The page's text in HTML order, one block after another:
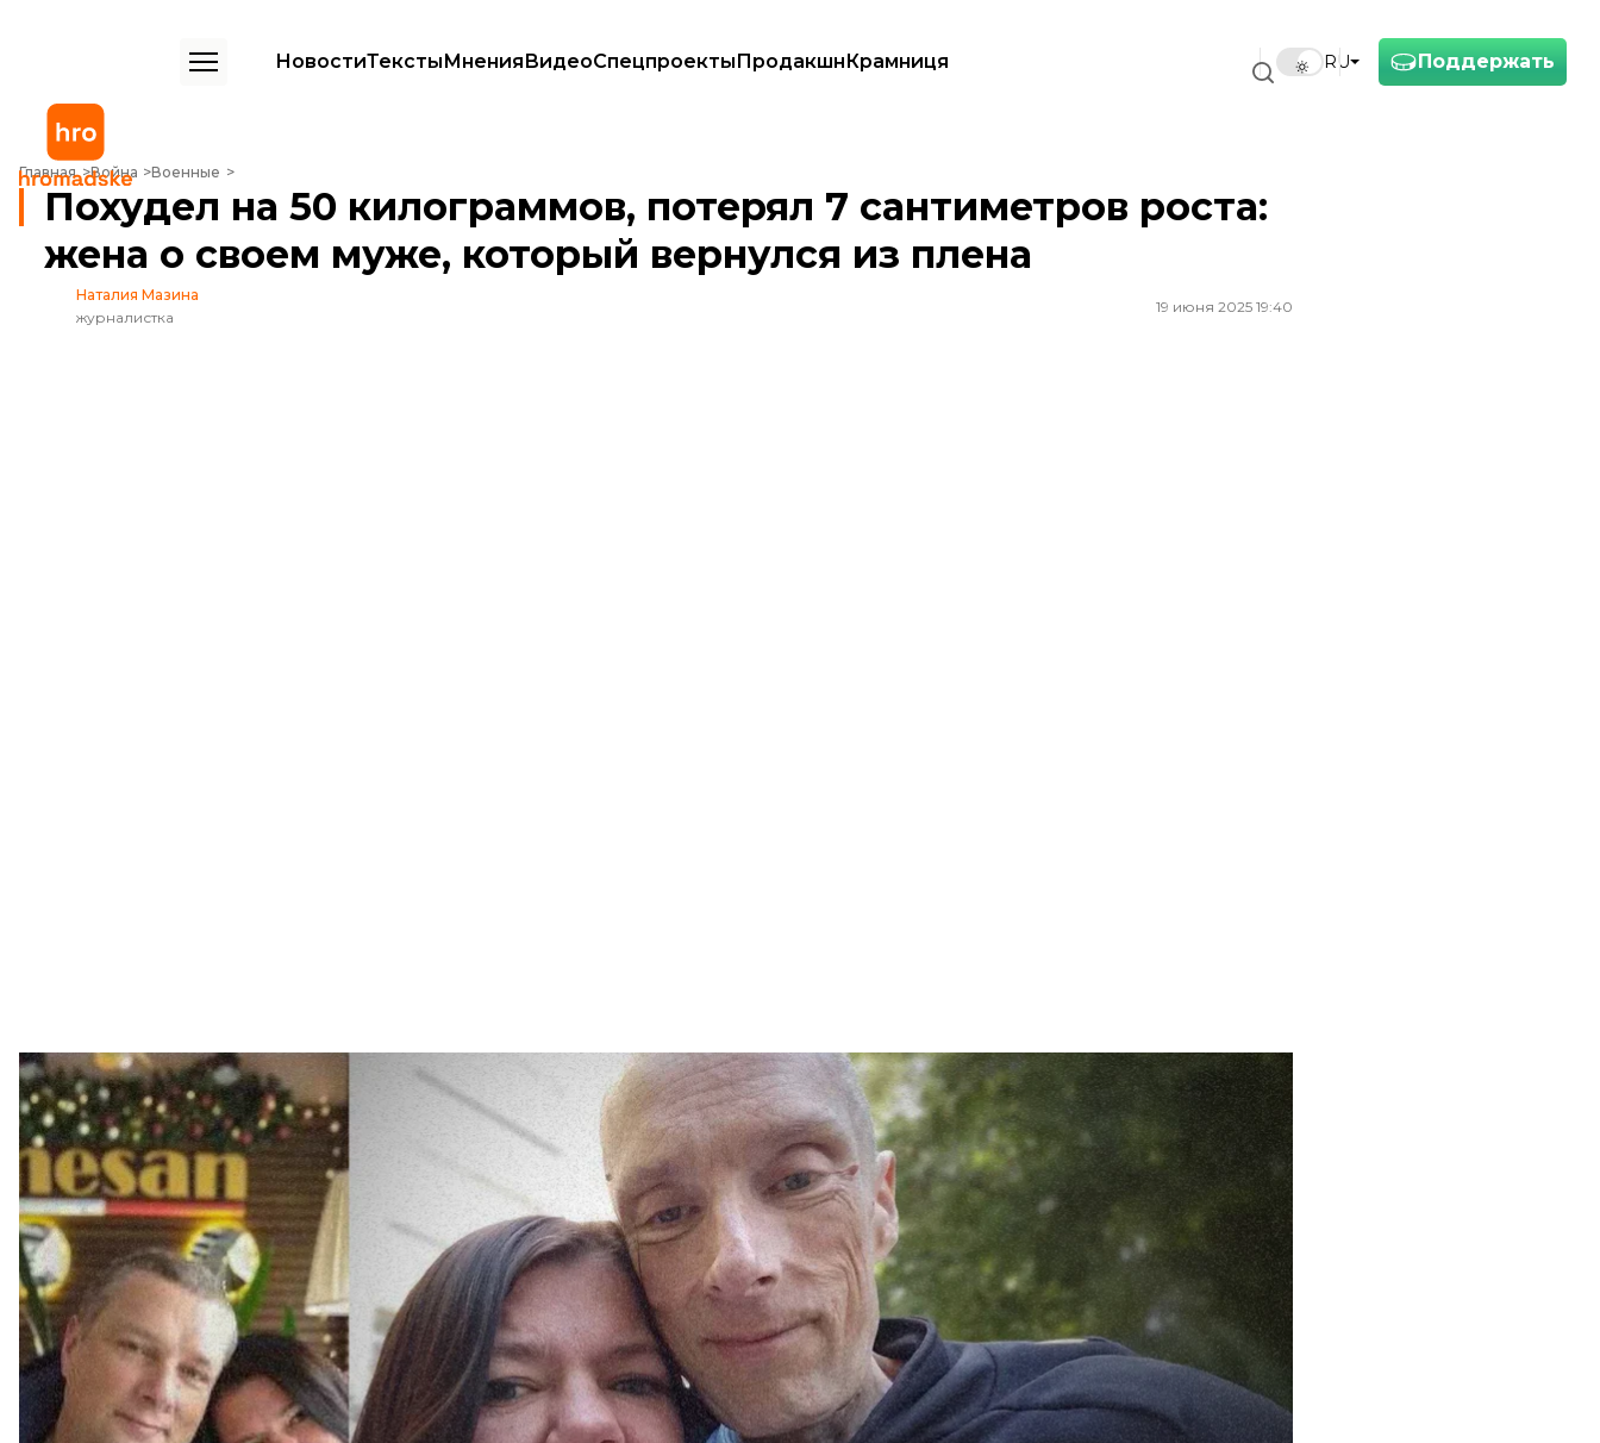
Поддержать
RU
НовостиТекстыМненияВидеоСпецпроектыПродакшнКрамниця
Главная Война Военные
Похудел на 50 килограммов, потерял 7 сантиметров роста: жена о своем муже, который вернулся из плена
Похудел на 50 килограммов, потерял 7 сантиметров роста:
жена о своем муже, который вернулся из плена
Наталия Мазина
журналистка
19 июня 2025 19:40
Елена Юрчина и Александр Страфун до полномасштабного вторжения и после возвращения Александра из плена 14 июня этого года
предоставлено hromadske
14 июня Елену разбудил звонок с незнакомого номера. Голосом подростка кто-то неизвестный сообщил: «Привет, я дома»
Она буркнула:«Я очень счастлива за вас. Можете теперь своей маме позвонить».У нее мелькнула мысль, что это какой-то
парень после ночной гулянки ошибся номером и стоит где-то под дверью, чтобы его впустили. Но в трубке вдруг раздалось:
«Лен, это я».
Это мог быть только тот, кого ждала три года, — ее муж. Его вернули из плена. Но женщина, однако, не верила: «Это не
можешь быть ты, я знаю твой голос. Скажи наше кодовое слово».
Он произнес. И сразу настороженно спросил:
«Мы —
вместе?».
Она в тот же миг отреагировала шуткой:«Нет, нашла европейца, нафиг ты мне сдался» . Он понял, он всегда
понимал ее. И засмеялся.